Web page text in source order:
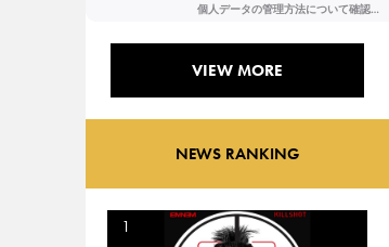
VIEW MORE
NEWS RANKING